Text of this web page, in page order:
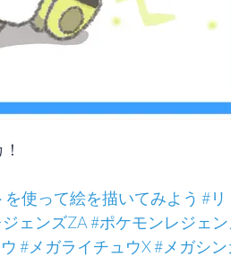
使って絵を描いてみよう #リ
ェンズZA#ポケモンレジェ
#メガライチュウX#メガシン